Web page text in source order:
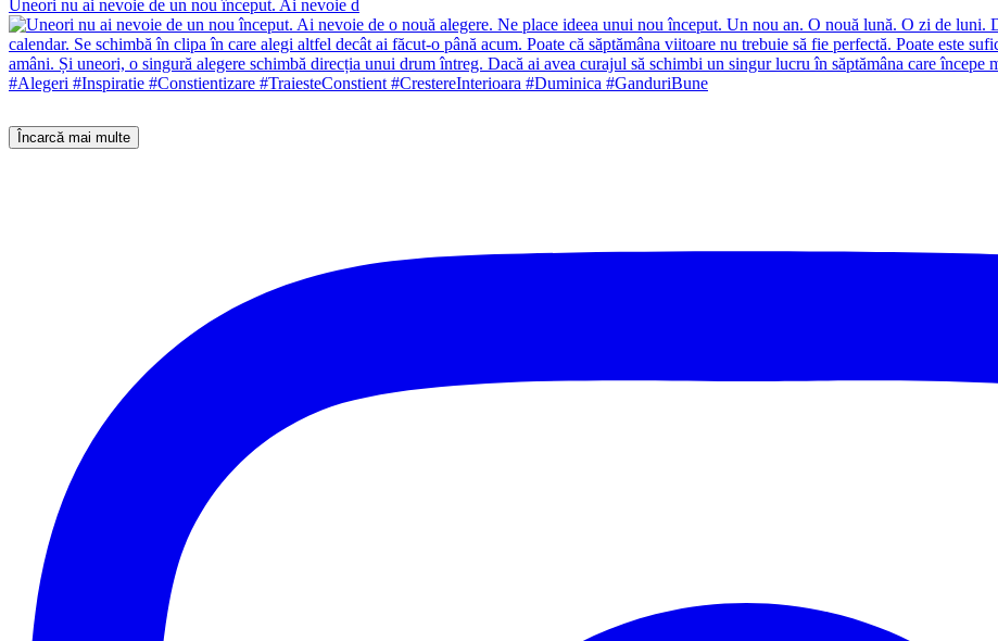
Uneori nu ai nevoie de un nou început. Ai nevoie d
Încarcă mai multe